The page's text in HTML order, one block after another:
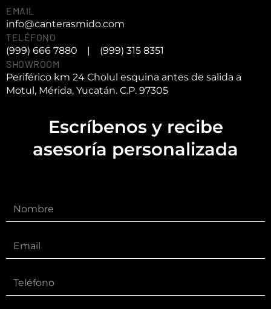
EMAIL
info@canterasmido.com
TELÉFONO
(999) 666 7880
|
(999) 315 8351
SHOWROOM
Periférico km 24 Cholul esquina antes de salida a
Motul, Mérida, Yucatán. C.P. 97305
Escríbenos y recibe
asesoría personalizada